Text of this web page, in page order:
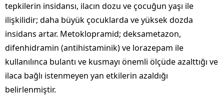
tepkilerin insidansı, ilacın dozu ve çocuğun yaşı ile
ilişkilidir; daha büyük çocuklarda ve yüksek dozda
insidans artar. Metoklopramid; deksametazon,
difenhidramin (antihistaminik) ve lorazepam ile
kullanılınca bulantı ve kusmayı önemli ölçüde azalttığı ve
ilaca bağlı istenmeyen yan etkilerin azaldığı
belirlenmiştir.